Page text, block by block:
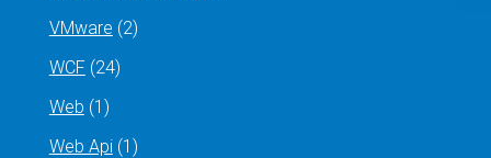
VMware (2)
WCF (24)
Web (1)
Web Api(1)